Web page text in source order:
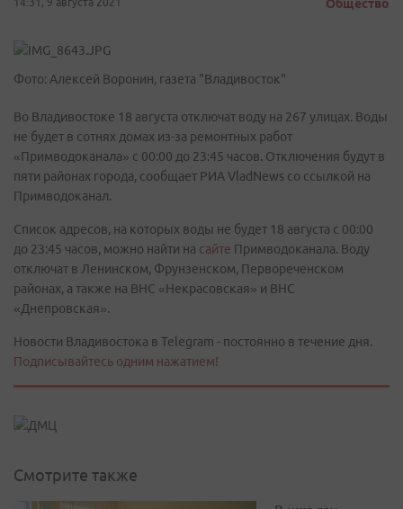
Общество
Фото: Алексей Воронин, газета "Владивосток"
Во Владивостоке 18 августа отключат воду на 267 улицах. Воды
не будет в сотнях домах из-за ремонтных работ
«Примводоканала» с 00:00 до 23:45 часов. Отключения будут в
пяти районах города, сообщает РИА VladNews со ссылкой на
Примводоканал.
Список адресов, на которых воды не будет 18 августа с 00:00
до 23:45 часов, можно найти на сайте Примводоканала. Воду
отключат в Ленинском, Фрунзенском, Первореченском
районах, а также на ВНС «Некрасовская» и ВНС
«Днепровская».
Новости Владивостока в Telegram - постоянно в течение дня.
Подписывайтесь одним нажатием!
Смотрите также